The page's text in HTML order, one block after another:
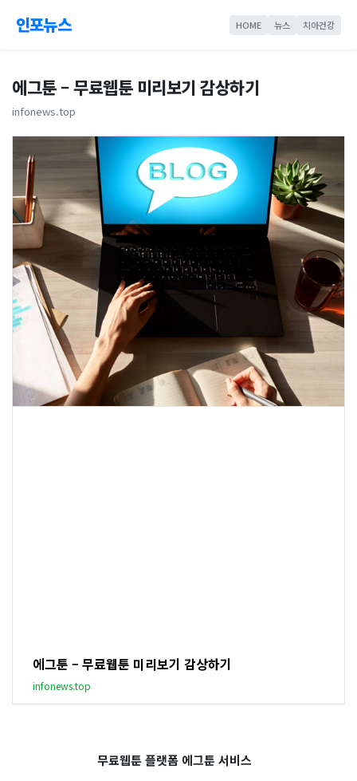
인포뉴스 HOME 뉴스 치아건강
에그툰 – 무료웹툰 미리보기 감상하기
infonews.top
에그툰 – 무료웹툰 미리보기 감상하기
infonews.top
무료웹툰 플랫폼 에그툰 서비스